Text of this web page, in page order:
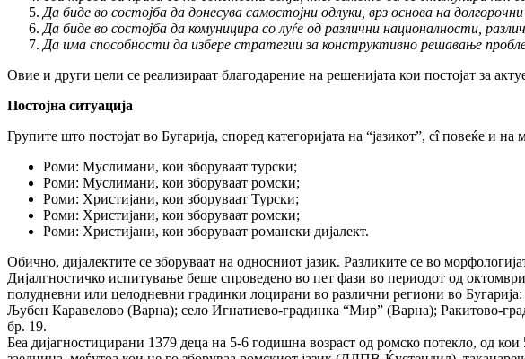
Да биде во состојба да донесува самостојни одлуки, врз основа на
Да биде во состојба да комуницира со луѓе од различни националности,
Да има способности да избере стратегии за конструктивно решавање
Овие и други цели се реализираат благодарение на решенијата кои постојат за
Постојна ситуација
Групите што постојат во Бугарија, според категоријата на “јазикот”, сî повеќе и
Роми: Муслимани, кои зборуваат турски;
Роми: Муслимани, кои зборуваат ромски;
Роми: Христијани, кои зборуваат Турски;
Роми: Христијани, кои зборуваат ромски;
Роми: Христијани, кои зборуваат романски дијалект.
Обично, дијалектите се зборуваат на односниот јазик. Разликите се во
Дијалгностичко испитување беше спроведено во пет фази во периодот од
полудневни или целодневни градинки лоцирани во различни региони во
Љубен Каравелово (Варна); село Игнатиево-градинка “Мир” (Варна); Ракитово-
бр. 19.
Беа дијагностицирани 1379 деца на 5-6 годишна возраст од ромско потекло, од